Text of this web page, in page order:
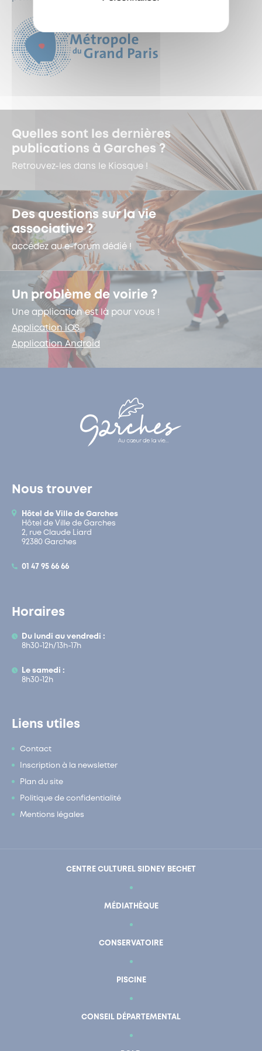
Quelles sont les dernières
publications à Garches ?
Retrouvez-les dans le Kiosque !
Des questions sur la vie
associative ?
accédez au e-forum dédié !
Un problème de voirie ?
Une application est là pour vous !
Application iOS
Application Android
Nous trouver
Hôtel de Ville de Garches
Hôtel de Ville de Garches
2, rue Claude Liard
92380 Garches
01 47 95 66 66
Horaires
Du lundi au vendredi :
8h30-12h/13h-17h
Le samedi :
8h30-12h
Liens utiles
Contact
Inscription à la newsletter
Plan du site
Politique de confidentialité
Mentions légales
CENTRE CULTUREL SIDNEY BECHET
MÉDIATHÈQUE
CONSERVATOIRE
PISCINE
CONSEIL DÉPARTEMENTAL